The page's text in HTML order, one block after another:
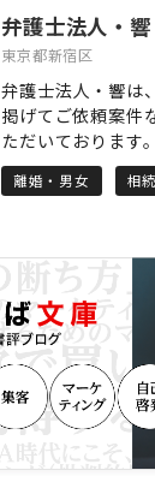
きる法律事務所を
した。 多岐に及ぶ
ように、法律分野
られており、その
士が「チーム」と
ーガルニーズに合
供することに努め
護士法人
弁護士が全員で
て、全国どこでも
ービスを提供致し
て考えている」、
た」、「近く相
う」、「交通事故
害者や保険会社が
る」、「医療過
弁護士法人・響
東京都新宿区
弁護士法人・響は
掲げてご依頼案件
ただいております
て、迅速かつ粘り
こと （2）クライ
確な解決 なかで
ず、相談者様・
聞き、ご要望に沿
示し実現できるよ
対応できる事案の
頼者とする会社法
の相続や離婚な
広く対応させて
なご相談がある場
離婚・男女 相